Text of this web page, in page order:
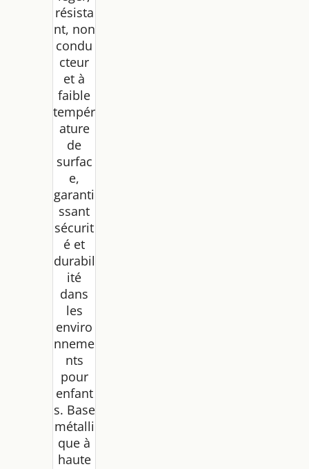
résista
nt, non
condu
cteur
et à
faible
tempér
ature
de
surfac
e,
garanti
ssant
sécurit
é et
durabil
ité
dans
les
enviro
nneme
nts
pour
enfant
s. Base
métalli
que à
haute